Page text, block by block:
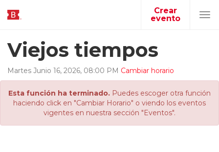
Crear
evento
Viejos tiempos
Martes Junio 16, 2026, 08:00 PM Cambiar horario
Esta función ha terminado. Puedes escoger otra función
haciendo click en "Cambiar Horario" o viendo los eventos
vigentes en nuestra sección "Eventos".